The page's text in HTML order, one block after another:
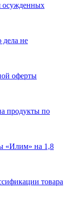
осужденных
не
оферты
продукты по
«Илим» на 1,8
товара